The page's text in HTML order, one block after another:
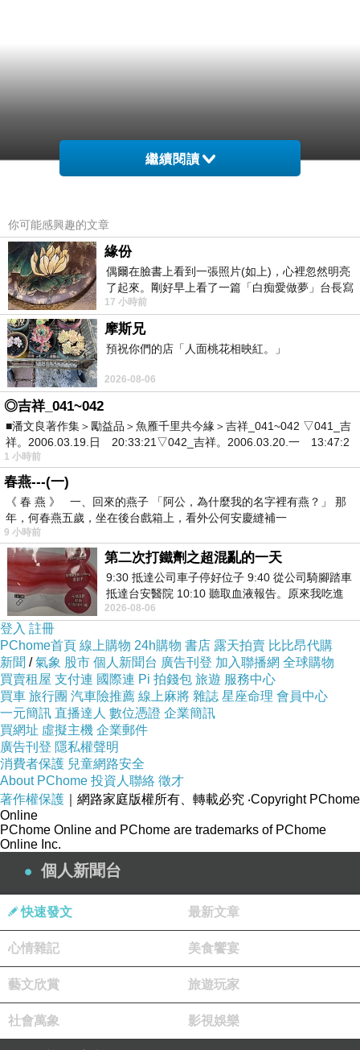
繼續閱讀
你可能感興趣的文章
緣份
偶爾在臉書上看到一張照片(如上)，心裡忽然明亮
了起來。剛好早上看了一篇「白痴愛做夢」台長寫
的貼文，在回顧年輕時瘋狂愛上
17 小時前
摩斯兄
預祝你們的店「人面桃花相映紅。」
2026-08-06
◎吉祥_041~042
■潘文良著作集＞勵益品＞魚雁千里共今緣＞吉祥_041~042 ▽041_吉
祥。2006.03.19.日 20:33:21▽042_吉祥。2006.03.20.一 13:47:2
1 小時前
春燕---(一)
《 春 燕 》 一、回來的燕子 「阿公，為什麼我的名字裡有燕？」 那
年，何春燕五歲，坐在後台戲箱上，看外公何安慶縫補一
9 小時前
第二次打鐵劑之超混亂的一天
9:30 抵達公司車子停好位子 9:40 從公司騎腳踏車
抵達台安醫院 10:10 聽取血液報告。原來我吃進
去的 B12 彌可保並非沒有吸收而是超
2026-08-06
登入 註冊
PChome首頁 線上購物 24h購物 書店 露天拍賣 比比昂代購
新聞 /氣象 股市 個人新聞台 廣告刊登 加入聯播網 全球購物
買賣租屋 支付連 國際連 Pi 拍錢包 旅遊 服務中心
買車 旅行團 汽車險推薦 線上麻將 雜誌 星座命理 會員中心
一元簡訊 直播達人 數位憑證 企業簡訊
買網址 虛擬主機 企業郵件
廣告刊登 隱私權聲明
消費者保護 兒童網路安全
About PChome 投資人聯絡 徵才
著作權保護 ｜網路家庭版權所有、轉載必究 ‧Copyright PChome
Online
PChome Online and PChome are trademarks of PChome
Online Inc.
個人新聞台
快速發文 最新文章
心情雜記 美食饗宴
藝文欣賞 旅遊玩家
社會萬象 影視娛樂